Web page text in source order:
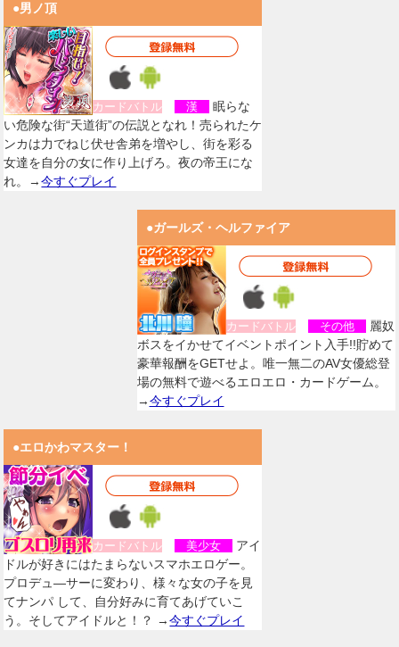
●男ノ頂
カードバトル 漢
眠らな
い危険な街“天道街”の伝説となれ！売られたケ
ンカは力でねじ伏せ舎弟を増やし、街を彩る
女達を自分の女に作り上げろ。夜の帝王にな
れ。→今すぐプレイ
●ガールズ・ヘルファイア
カードバトル その他
麗奴
ボスをイかせてイベントポイント入手!!貯めて
豪華報酬をGETせよ。唯一無二のAV女優総登
場の無料で遊べるエロエロ・カードゲーム。
→今すぐプレイ
●エロかわマスター！
カードバトル 美少女
アイ
ドルが好きにはたまらないスマホエロゲー。
プロデュ―サーに変わり、様々な女の子を見
てナンパ して、自分好みに育てあげていこ
う。そしてアイドルと！？ →今すぐプレイ